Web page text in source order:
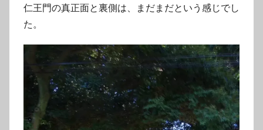
仁王門の真正面と裏側は、まだまだという感じでし
た。